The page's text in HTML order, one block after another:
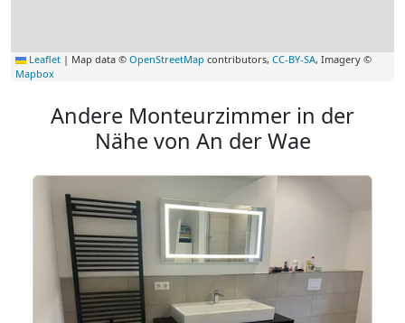
Leaflet | Map data © OpenStreetMap contributors, CC-BY-SA, Imagery ©
Mapbox
Andere Monteurzimmer in der
Nähe von An der Wae